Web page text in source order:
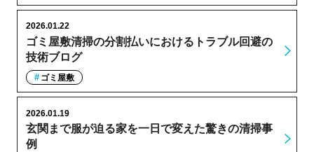
ゴミ屋敷清掃の分割払いにおけるトラブル回避の
技術ブログ
2026.01.22
ゴミ屋敷
玄関まで服が迫る家を一日で変えた驚きの清掃事
例
2026.01.19